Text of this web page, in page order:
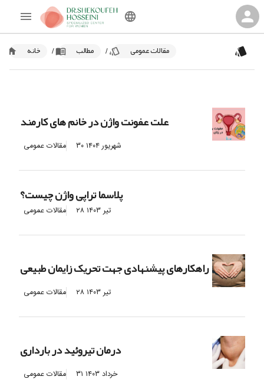
خانه / مطالب / مقالات عمومی
علت عفونت واژن در خانم های کارمند
مقالات عمومی ۳۰ شهریور ۱۴۰۴
پلاسما تراپی واژن چیست؟
مقالات عمومی ۲۸ تیر ۱۴۰۳
راهکارهای پیشنهادی جهت تحریک زایمان طبیعی
مقالات عمومی ۲۸ تیر ۱۴۰۳
درمان تیروئید در بارداری
مقالات عمومی ۳۱ خرداد ۱۴۰۳